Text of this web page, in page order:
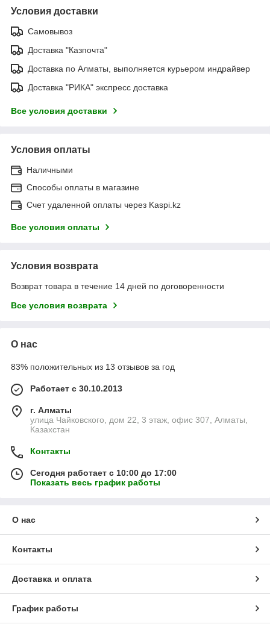
Условия доставки
Самовывоз
Доставка "Казпочта"
Доставка по Алматы, выполняется курьером индрайвер
Доставка "РИКА" экспресс доставка
Все условия доставки
Условия оплаты
Наличными
Способы оплаты в магазине
Счет удаленной оплаты через Kaspi.kz
Все условия оплаты
Условия возврата
Возврат товара в течение 14 дней по договоренности
Все условия возврата
О нас
83% положительных из 13 отзывов за год
Работает с 30.10.2013
г. Алматы
улица Чайковского, дом 22, 3 этаж, офис 307, Алматы,
Казахстан
Контакты
Сегодня работает с 10:00 до 17:00
Показать весь график работы
О нас
Контакты
Доставка и оплата
График работы